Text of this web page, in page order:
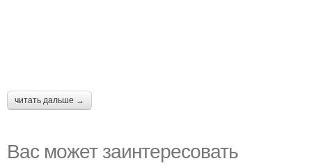
читать дальше →
Вас может заинтересовать